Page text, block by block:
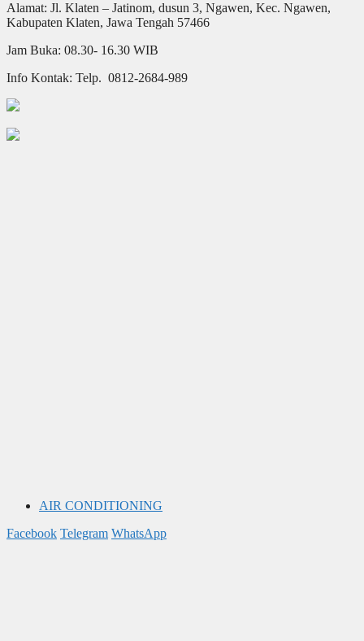
Alamat: Jl. Klaten – Jatinom, dusun 3, Ngawen, Kec. Ngawen,
Kabupaten Klaten, Jawa Tengah 57466
Jam Buka: 08.30- 16.30 WIB
Info Kontak: Telp. 0812-2684-989
AIR CONDITIONING
Facebook Telegram WhatsApp